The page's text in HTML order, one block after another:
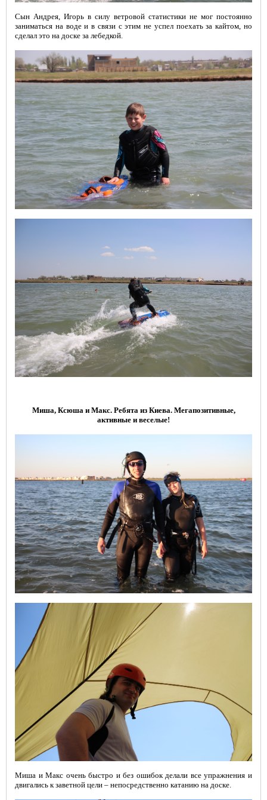
Сын Андрея, Игорь в силу ветровой статистики не мог постоянно
заниматься на воде и в связи с этим не успел поехать за кайтом, но
сделал это на доске за лебедкой.
Миша, Ксюша и Макс. Ребята из Киева. Мегапозитивные,
активные и веселые!
Миша и Макс очень быстро и без ошибок делали все упражнения и
двигались к заветной цели – непосредственно катанию на доске.